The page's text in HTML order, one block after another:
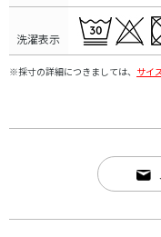
洗濯表示
※採寸の詳細につきましては、 サイ